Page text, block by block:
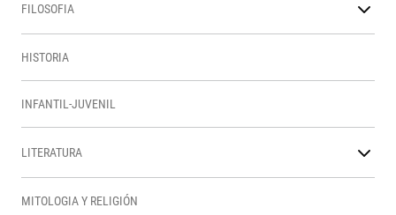
FILOSOFIA
HISTORIA
INFANTIL-JUVENIL
LITERATURA
MITOLOGIA Y RELIGIÓN